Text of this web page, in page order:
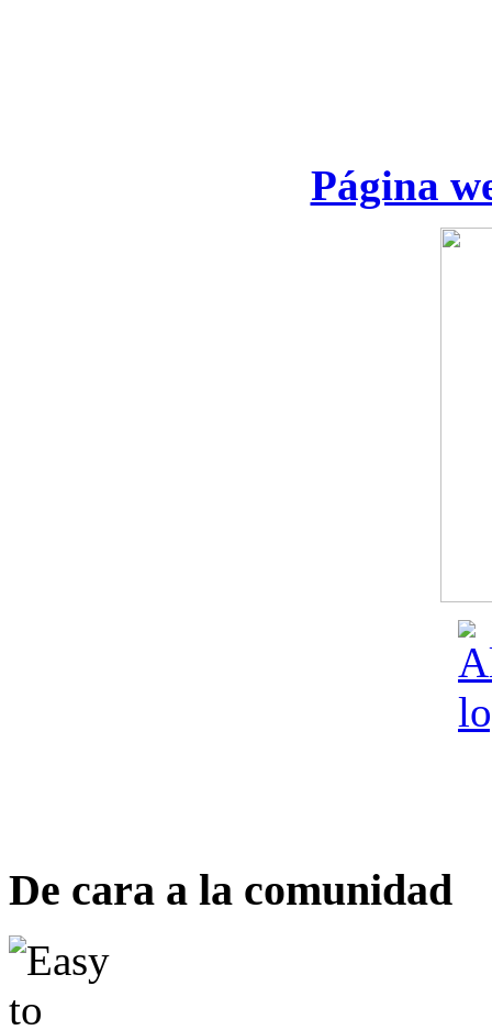
Página
De cara a la comunidad